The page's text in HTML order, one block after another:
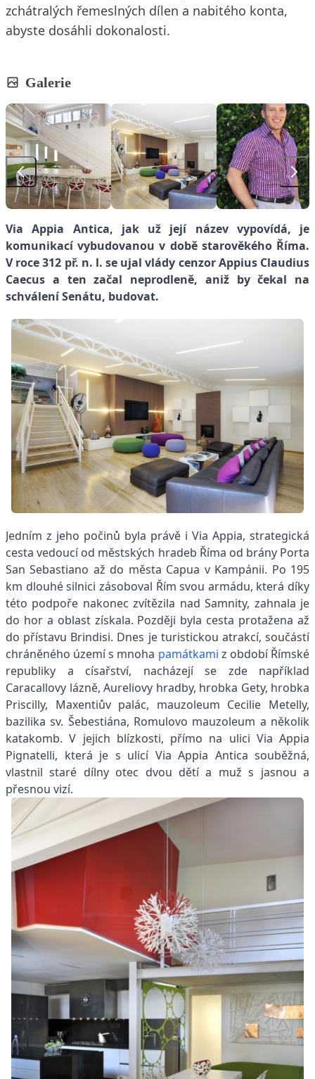
zchátralých řemeslných dílen a nabitého konta,
abyste dosáhli dokonalosti.
Galerie
Via Appia Antica, jak už její název vypovídá, je
komunikací vybudovanou v době starověkého Říma.
V roce 312 př. n. l. se ujal vlády cenzor Appius Claudius
Caecus a ten začal neprodleně, aniž by čekal na
schválení Senátu, budovat.
Jedním z jeho počinů byla právě i Via Appia, strategická
cesta vedoucí od městských hradeb Říma od brány Porta
San Sebastiano až do města Capua v Kampánii. Po 195
km dlouhé silnici zásoboval Řím svou armádu, která díky
této podpoře nakonec zvítězila nad Samnity, zahnala je
do hor a oblast získala. Později byla cesta protažena až
do přístavu Brindisi. Dnes je turistickou atrakcí, součástí
chráněného území s mnoha památkami z období Římské
republiky a císařství, nacházejí se zde například
Caracallovy lázně, Aureliovy hradby, hrobka Gety, hrobka
Priscilly, Maxentiův palác, mauzoleum Cecilie Metelly,
bazilika sv. Šebestiána, Romulovo mauzoleum a několik
katakomb. V jejich blízkosti, přímo na ulici Via Appia
Pignatelli, která je s ulicí Via Appia Antica souběžná,
vlastnil staré dílny otec dvou dětí a muž s jasnou a
přesnou vizí.